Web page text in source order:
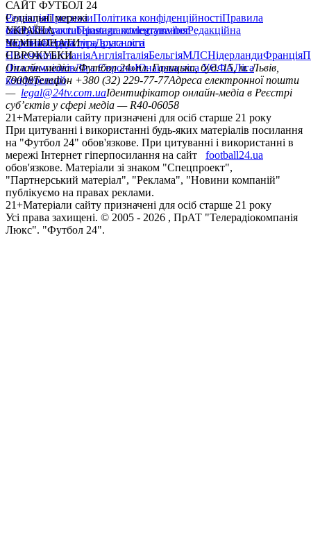
САЙТ ФУТБОЛ 24
РедакціяПрогнозиПолітика конфіденційностіПравила
сайтуКонтактиПравила коментуванняРедакційна
політикаСтруктура власності
Соціальні мережі
facebookxyoutubeinstagramtelegramviber
УКРАЇНА
УкраїнаПерша лігаДруга ліга
ЧЕМПІОНАТИ
НімеччинаІспаніяАнгліяІталіяБельгіяМЛСНідерландиФранція
ЄВРОКУБКИ
Ліга чемпіонівЛіга ЄвропиЮнацька ліга УЄФАЛіга
конференцій
Онлайн-медіа «Футбол 24»пл. Галицька, буд. 15, м. Львів,
79008Телефон +380 (32) 229-77-77Адреса електронної пошти
— legal@24tv.com.uaІдентифікатор онлайн-медіа в Реєстрі
суб’єктів у сфері медіа — R40-06058
21+Матеріали сайту призначені для осіб старше 21 року
При цитуванні і використанні будь-яких матеріалів посилання
на "Футбол 24" обов'язкове. При цитуванні і використанні в
мережі Інтернет гіперпосилання на сайт
football24.ua
обов'язкове. Матеріали зі знаком "Спецпроект",
"Партнерський матеріал", "Реклама", "Новини компаній"
публікуємо на правах реклами.
21+Матеріали сайту призначені для осіб старше 21 року
Усi права захищенi. © 2005 - 2026 , ПрАТ "Телерадіокомпанія
Люкс". "Футбол 24".